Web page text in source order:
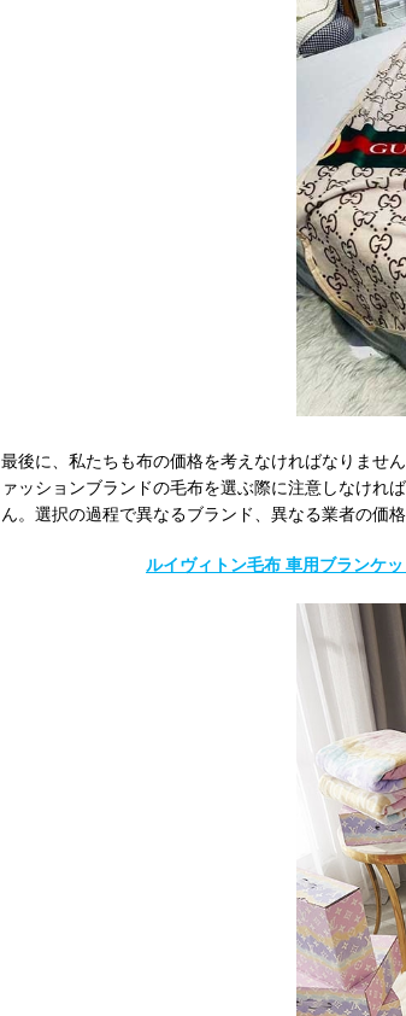
最後に、私たちも布の価格を考えなければなりませ
ァッションブランドの毛布を選ぶ際に注意しなけれ
ん。選択の過程で異なるブランド、異なる業者の価
ルイヴィトン毛布 車用ブランケ